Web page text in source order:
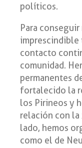
políticos.
Para
imprescindible
contacto
comunidad.
permanentes
fortalecido la
los Pirineos y
relación con la
lado, hemos
como el de